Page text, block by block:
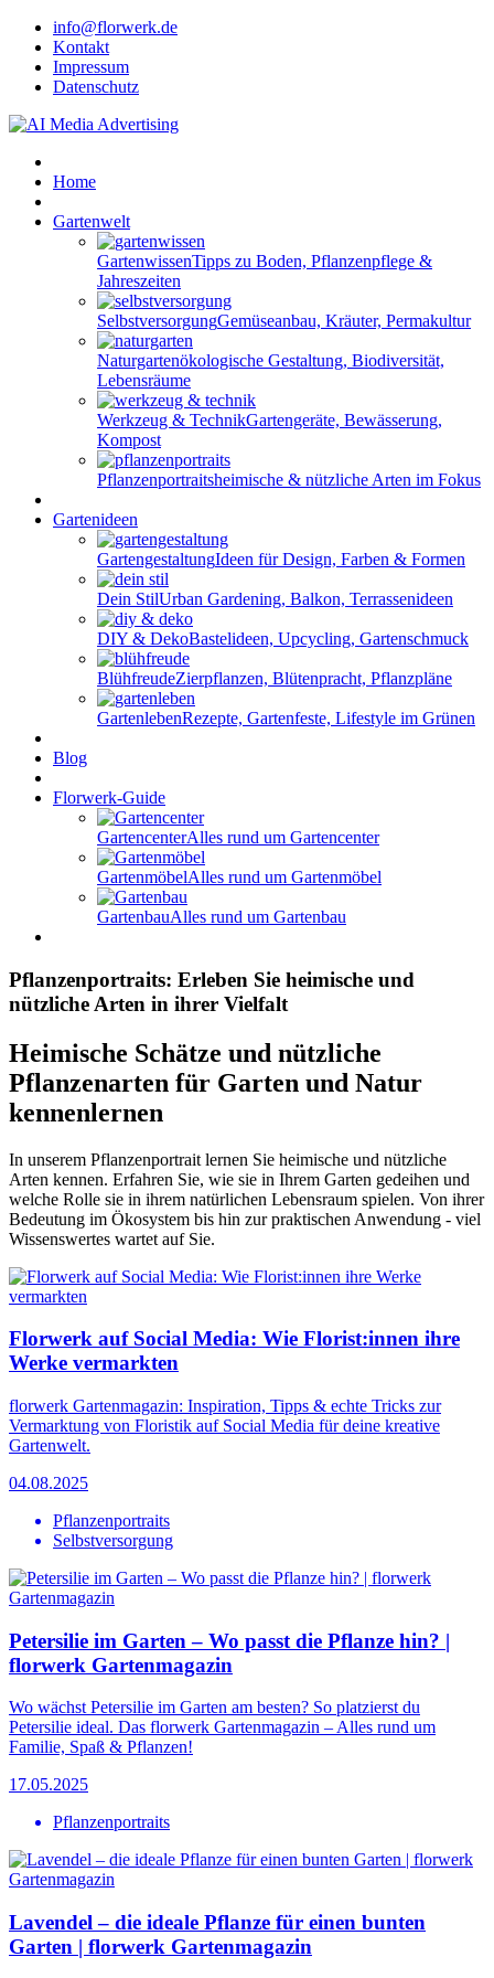
info@florwerk.de
Kontakt
Impressum
Datenschutz
Home
Gartenwelt
GartenwissenTipps zu Boden, Pflanzenpflege &
Jahreszeiten
SelbstversorgungGemüseanbau, Kräuter, Permakultur
Naturgartenökologische Gestaltung, Biodiversität,
Lebensräume
Werkzeug & TechnikGartengeräte, Bewässerung,
Kompost
Pflanzenportraitsheimische & nützliche Arten im Fokus
Gartenideen
GartengestaltungIdeen für Design, Farben & Formen
Dein StilUrban Gardening, Balkon, Terrassenideen
DIY & DekoBastelideen, Upcycling, Gartenschmuck
BlühfreudeZierpflanzen, Blütenpracht, Pflanzpläne
GartenlebenRezepte, Gartenfeste, Lifestyle im Grünen
Blog
Florwerk-Guide
GartencenterAlles rund um Gartencenter
GartenmöbelAlles rund um Gartenmöbel
GartenbauAlles rund um Gartenbau
Pflanzenportraits: Erleben Sie heimische und
nützliche Arten in ihrer Vielfalt
Heimische Schätze und nützliche
Pflanzenarten für Garten und Natur
kennenlernen
In unserem Pflanzenportrait lernen Sie heimische und nützliche
Arten kennen. Erfahren Sie, wie sie in Ihrem Garten gedeihen und
welche Rolle sie in ihrem natürlichen Lebensraum spielen. Von ihrer
Bedeutung im Ökosystem bis hin zur praktischen Anwendung - viel
Wissenswertes wartet auf Sie.
Florwerk auf Social Media: Wie Florist:innen ihre
Werke vermarkten
florwerk Gartenmagazin: Inspiration, Tipps & echte Tricks zur
Vermarktung von Floristik auf Social Media für deine kreative
Gartenwelt.
04.08.2025
Pflanzenportraits
Selbstversorgung
Petersilie im Garten – Wo passt die Pflanze hin? |
florwerk Gartenmagazin
Wo wächst Petersilie im Garten am besten? So platzierst du
Petersilie ideal. Das florwerk Gartenmagazin – Alles rund um
Familie, Spaß & Pflanzen!
17.05.2025
Pflanzenportraits
Lavendel – die ideale Pflanze für einen bunten
Garten | florwerk Gartenmagazin